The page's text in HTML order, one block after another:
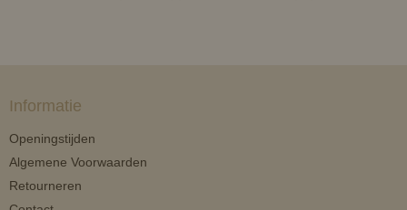
Informatie
Openingstijden
Algemene Voorwaarden
Retourneren